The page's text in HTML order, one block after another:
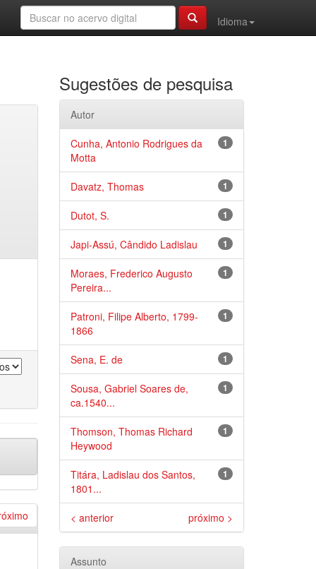
Idioma
Sugestões de pesquisa
Autor
1
Cunha, Antonio Rodrigues da
Motta
1
Davatz, Thomas
1
Dutot, S.
1
Japi-Assú, Cândido Ladislau
1
Moraes, Frederico Augusto
Pereira...
1
Patroni, Filipe Alberto, 1799-
1866
1
Sena, E. de
1
Sousa, Gabriel Soares de,
ca.1540...
1
Thomson, Thomas Richard
Heywood
1
Titára, Ladislau dos Santos,
1801...
< anterior próximo >
Assunto